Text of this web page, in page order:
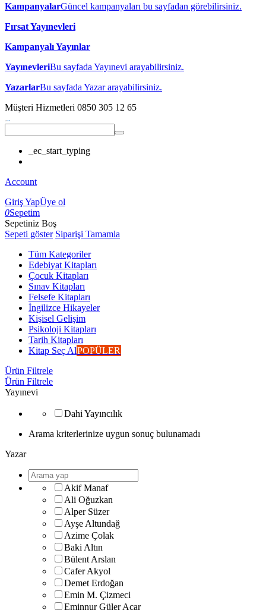
KampanyalarGüncel kampanyaları bu sayfadan görebilirsiniz.
Fırsat Yayınevleri
Kampanyalı Yayınlar
YayınevleriBu sayfada Yayınevi arayabilirsiniz.
YazarlarBu sayfada Yazar arayabilirsiniz.
Müşteri Hizmetleri 0850 305 12 65
_ec_start_typing
Account
Giriş YapÜye ol
0Sepetim
Sepetiniz Boş
Sepeti göster Siparişi Tamamla
Tüm Kategoriler
Edebiyat Kitapları
Çocuk Kitapları
Sınav Kitapları
Felsefe Kitapları
İngilizce Hikayeler
Kişisel Gelişim
Psikoloji Kitapları
Tarih Kitapları
Kitap Seç AlPOPÜLER
Ürün Filtrele
Ürün Filtrele
Yayınevi
Dahi Yayıncılık
Arama kriterlerinize uygun sonuç bulunamadı
Yazar
Akif Manaf
Ali Oğuzkan
Alper Süzer
Ayşe Altundağ
Azime Çolak
Baki Altın
Bülent Arslan
Cafer Akyol
Demet Erdoğan
Emin M. Çizmeci
Eminnur Güler Acar